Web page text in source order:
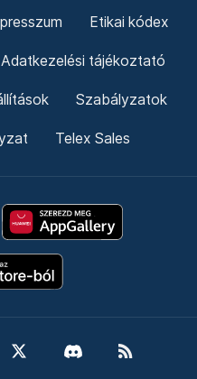
Etikai kódex
Adatkezelési tájékoztató
Szabályzatok
Telex Sales